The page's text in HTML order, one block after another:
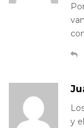
y